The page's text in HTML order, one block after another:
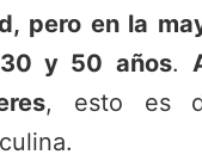
pero en la
y 50 años.
, esto es